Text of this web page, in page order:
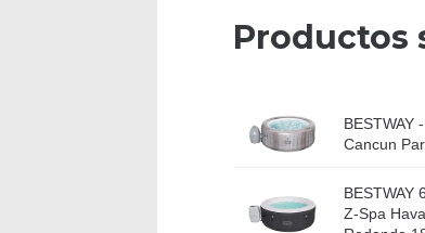
Productos
BESTWAY
Cancun
BESTWAY
Z-Spa